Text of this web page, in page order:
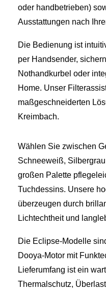
oder handbetrieben)
Ausstattungen nach
Die Bedienung ist
per Handsender,
Nothandkurbel oder
Home. Unser
maßgeschneiderten
Kreimbach.
Wählen Sie zwischen
Schneeweiß,
großen Palette
Tuchdessins. Unsere
überzeugen durch
Lichtechtheit und
Die Eclipse-Modelle
Dooya-Motor mit
Lieferumfang ist ein
Thermalschutz,